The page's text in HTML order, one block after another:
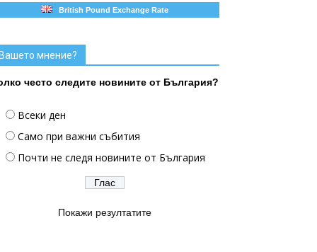
British Pound Exchange Rate
мнение?
често следите новините от България?
Всеки ден
Само при важни събития
Почти не следя новините от България
Покажи резултатите